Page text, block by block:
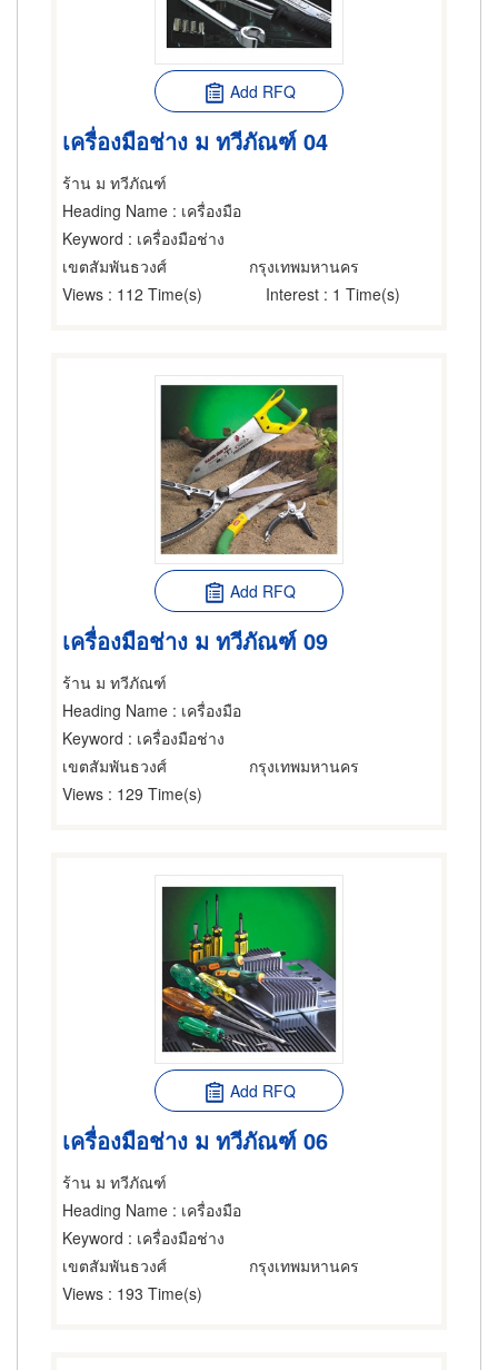
Add RFQ
เครื่องมือช่าง ม ทวีภัณฑ์ 04
ร้าน ม ทวีภัณฑ์
Heading Name : เครื่องมือ
Keyword : เครื่องมือช่าง
เขตสัมพันธวงศ์
กรุงเทพมหานคร
Views : 112 Time(s) Interest : 1 Time(s)
Add RFQ
เครื่องมือช่าง ม ทวีภัณฑ์ 09
ร้าน ม ทวีภัณฑ์
Heading Name : เครื่องมือ
Keyword : เครื่องมือช่าง
เขตสัมพันธวงศ์
กรุงเทพมหานคร
Views : 129 Time(s)
Add RFQ
เครื่องมือช่าง ม ทวีภัณฑ์ 06
ร้าน ม ทวีภัณฑ์
Heading Name : เครื่องมือ
Keyword : เครื่องมือช่าง
เขตสัมพันธวงศ์
กรุงเทพมหานคร
Views : 193 Time(s)